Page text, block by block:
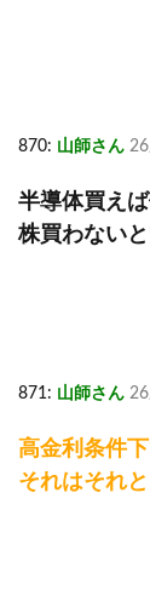
870: 山師さん
半導体買え
株買わない
871: 山師さん
高金利条件
それはそれ